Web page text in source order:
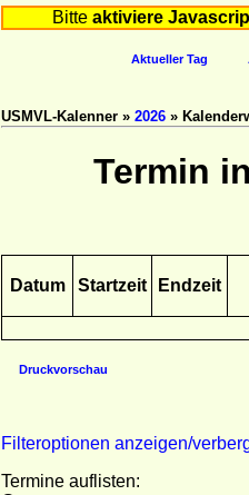
Bitte aktiviere
Aktueller Tag
USMVL-Kalenner » 2026 »
Termin
Datum Startzeit Endzeit
Druckvorschau
Filteroptionen anzeigen/
Termine auflisten: